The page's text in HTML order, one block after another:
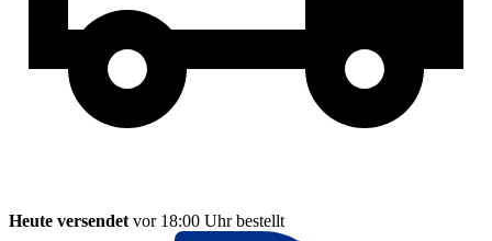
Heute versendet vor 18:00 Uhr bestellt